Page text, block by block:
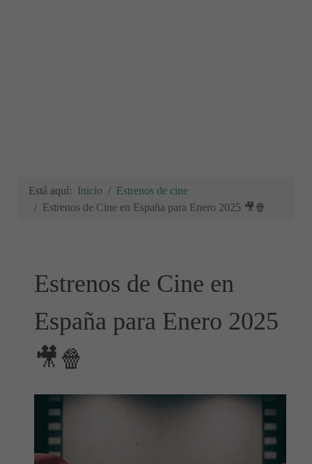
Está aquí: Inicio
Estrenos de cine
Estrenos de Cine en España para Enero 2025 🎥🍿
Estrenos de Cine en
España para Enero 2025
🎥🍿